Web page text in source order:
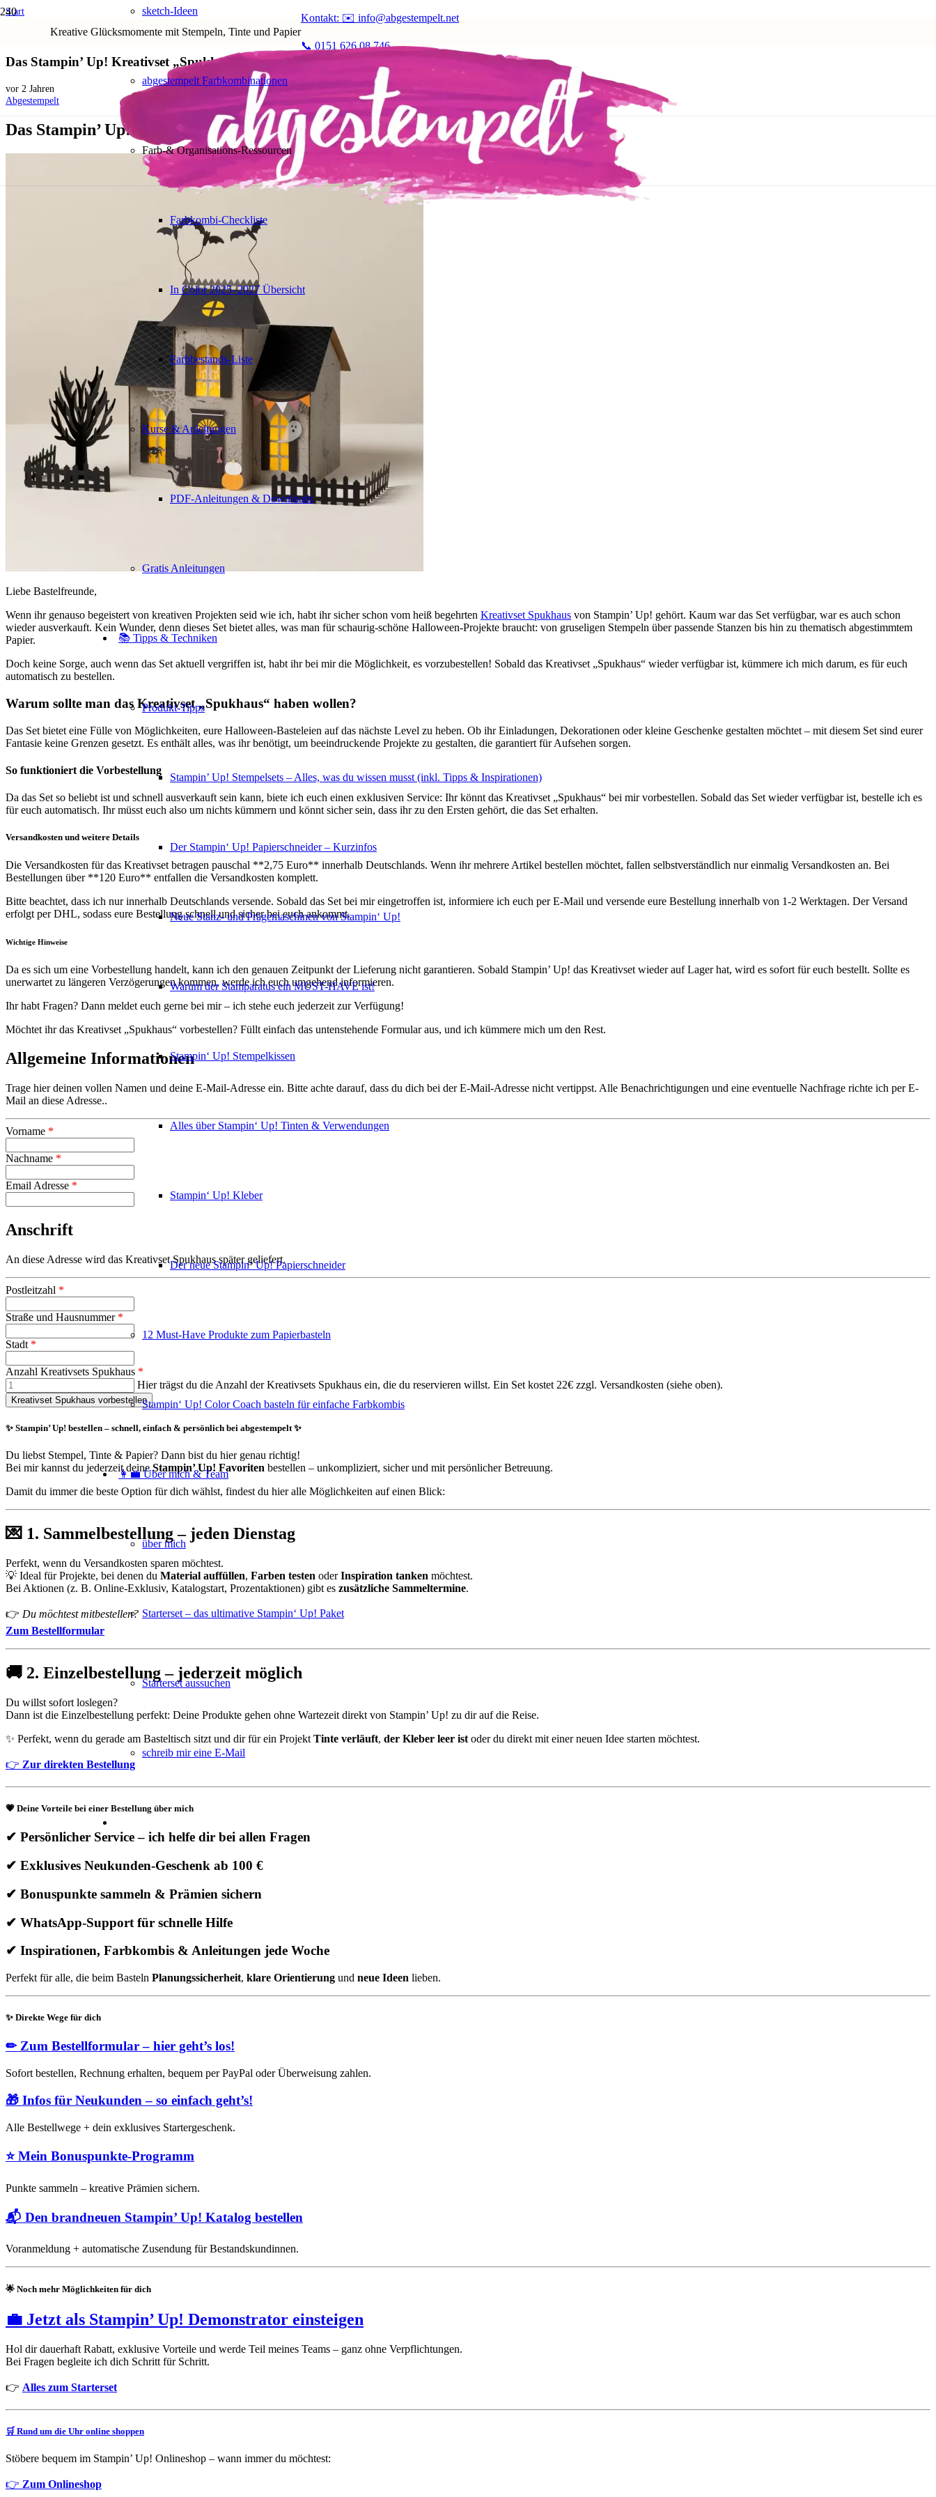
Kreative Glücksmomente mit Stempeln, Tinte und Papier
Kontakt: ✉️ info@abgestempelt.net
📞 0151 626 08 746
sketch-Ideen
abgestempelt Farbkombinationen
Farb-& Organisations-Ressourcen
Farbkombi-Checkliste
In Color 2025–2027 Übersicht
Farbbestands-Liste
Kurse & Anleitungen
PDF-Anleitungen & Downloads
Gratis Anleitungen
📚 Tipps & Techniken
Produkt-Tipps
Stampin’ Up! Stempelsets – Alles, was du wissen musst (inkl. Tipps & Inspirationen)
Der Stampin‘ Up! Papierschneider – Kurzinfos
Neue Stanz- und Prägemaschinen von Stampin‘ Up!
Warum der Stamparatus ein MUST-HAVE ist!
Stampin‘ Up! Stempelkissen
Alles über Stampin‘ Up! Tinten & Verwendungen
Stampin‘ Up! Kleber
Der neue Stampin‘ Up! Papierschneider
12 Must-Have Produkte zum Papierbasteln
Stampin‘ Up! Color Coach basteln für einfache Farbkombis
👩‍💼 Über mich & Team
über mich
Starterset – das ultimative Stampin‘ Up! Paket
Starterset aussuchen
schreib mir eine E-Mail
Start
Das Stampin’ Up! Kreativset „Spukhaus“ – Jetzt vorbestellen und sichern!
Das Stampin’ Up! Kreativset „Spukhaus“ – Jetzt vorbestellen und sichern!
vor 2 Jahren
Abgestempelt
Das Stampin’ Up! Kreativset „Spukhaus“ – Jetzt vorbestellen und sichern!
Liebe Bastelfreunde,
Wenn ihr genauso begeistert von kreativen Projekten seid wie ich, habt ihr sicher schon vom heiß begehrten Kreativset Spukhaus von Stampin’ Up! gehört. Kaum war das Set verfügbar, war es auch schon
wieder ausverkauft. Kein Wunder, denn dieses Set bietet alles, was man für schaurig-schöne Halloween-Projekte braucht: von gruseligen Stempeln über passende Stanzen bis hin zu thematisch abgestimmtem
Papier.
Doch keine Sorge, auch wenn das Set aktuell vergriffen ist, habt ihr bei mir die Möglichkeit, es vorzubestellen! Sobald das Kreativset „Spukhaus“ wieder verfügbar ist, kümmere ich mich darum, es für euch
automatisch zu bestellen.
Warum sollte man das Kreativset „Spukhaus“ haben wollen?
Das Set bietet eine Fülle von Möglichkeiten, eure Halloween-Basteleien auf das nächste Level zu heben. Ob ihr Einladungen, Dekorationen oder kleine Geschenke gestalten möchtet – mit diesem Set sind eurer
Fantasie keine Grenzen gesetzt. Es enthält alles, was ihr benötigt, um beeindruckende Projekte zu gestalten, die garantiert für Aufsehen sorgen.
So funktioniert die Vorbestellung
Da das Set so beliebt ist und schnell ausverkauft sein kann, biete ich euch einen exklusiven Service: Ihr könnt das Kreativset „Spukhaus“ bei mir vorbestellen. Sobald das Set wieder verfügbar ist, bestelle ich es
für euch automatisch. Ihr müsst euch also um nichts kümmern und könnt sicher sein, dass ihr zu den Ersten gehört, die das Set erhalten.
Versandkosten und weitere Details
Die Versandkosten für das Kreativset betragen pauschal **2,75 Euro** innerhalb Deutschlands. Wenn ihr mehrere Artikel bestellen möchtet, fallen selbstverständlich nur einmalig Versandkosten an. Bei
Bestellungen über **120 Euro** entfallen die Versandkosten komplett.
Bitte beachtet, dass ich nur innerhalb Deutschlands versende. Sobald das Set bei mir eingetroffen ist, informiere ich euch per E-Mail und versende eure Bestellung innerhalb von 1-2 Werktagen. Der Versand
erfolgt per DHL, sodass eure Bestellung schnell und sicher bei euch ankommt.
Wichtige Hinweise
Da es sich um eine Vorbestellung handelt, kann ich den genauen Zeitpunkt der Lieferung nicht garantieren. Sobald Stampin’ Up! das Kreativset wieder auf Lager hat, wird es sofort für euch bestellt. Sollte es
unerwartet zu längeren Verzögerungen kommen, werde ich euch umgehend informieren.
Ihr habt Fragen? Dann meldet euch gerne bei mir – ich stehe euch jederzeit zur Verfügung!
Möchtet ihr das Kreativset „Spukhaus“ vorbestellen? Füllt einfach das untenstehende Formular aus, und ich kümmere mich um den Rest.
Allgemeine Informationen
Trage hier deinen vollen Namen und deine E-Mail-Adresse ein. Bitte achte darauf, dass du dich bei der E-Mail-Adresse nicht vertippst. Alle Benachrichtigungen und eine eventuelle Nachfrage richte ich per E-
Mail an diese Adresse..
Vorname *
Nachname *
Email Adresse *
Anschrift
An diese Adresse wird das Kreativset Spukhaus später geliefert.
Postleitzahl *
Straße und Hausnummer *
Stadt *
Anzahl Kreativsets Spukhaus *
Hier trägst du die Anzahl der Kreativsets Spukhaus ein, die du reservieren willst. Ein Set kostet 22€ zzgl. Versandkosten (siehe oben).
✨ Stampin’ Up! bestellen – schnell, einfach & persönlich bei abgestempelt✨
Du liebst Stempel, Tinte & Papier? Dann bist du hier genau richtig!
Bei mir kannst du jederzeit deineStampin’ Up! Favoriten bestellen – unkompliziert, sicher und mit persönlicher Betreuung.
Damit du immer die beste Option für dich wählst, findest du hier alle Möglichkeiten auf einen Blick:
💌 1. Sammelbestellung – jeden Dienstag
Perfekt, wenn du Versandkosten sparen möchtest.
💡 Ideal für Projekte, bei denen du Material auffüllen, Farben testen oderInspiration tanken möchtest.
Bei Aktionen (z. B. Online-Exklusiv, Katalogstart, Prozentaktionen) gibt es zusätzliche Sammeltermine.
👉 Du möchtest mitbestellen?
Zum Bestellformular
🚚 2. Einzelbestellung – jederzeit möglich
Du willst sofort loslegen?
Dann ist die Einzelbestellung perfekt: Deine Produkte gehen ohne Wartezeit direkt von Stampin’ Up! zu dir auf die Reise.
✨ Perfekt, wenn du gerade am Basteltisch sitzt und dir für ein Projekt Tinte verläuft, der Kleber leer ist oder du direkt mit einer neuen Idee starten möchtest.
👉 Zur direkten Bestellung
💗 Deine Vorteile bei einer Bestellung über mich
✔ Persönlicher Service – ich helfe dir bei allen Fragen
✔ Exklusives Neukunden-Geschenk ab 100 €
✔ Bonuspunkte sammeln & Prämien sichern
✔ WhatsApp-Support für schnelle Hilfe
✔ Inspirationen, Farbkombis & Anleitungen jede Woche
Perfekt für alle, die beim Basteln Planungssicherheit, klare Orientierung und neue Ideen lieben.
✨ Direkte Wege für dich
✏Zum Bestellformular – hier geht’s los!
Sofort bestellen, Rechnung erhalten, bequem per PayPal oder Überweisung zahlen.
🎁 Infos für Neukunden – so einfach geht’s!
Alle Bestellwege + dein exklusives Startergeschenk.
⭐Mein Bonuspunkte-Programm
Punkte sammeln – kreative Prämien sichern.
📬 Den brandneuen Stampin’ Up! Katalog bestellen
Voranmeldung + automatische Zusendung für Bestandskundinnen.
🌟 Noch mehr Möglichkeiten für dich
💼 Jetzt als Stampin’ Up! Demonstrator einsteigen
Hol dir dauerhaft Rabatt, exklusive Vorteile und werde Teil meines Teams – ganz ohne Verpflichtungen.
Bei Fragen begleite ich dich Schritt für Schritt.
👉 Alles zum Starterset
🛒 Rund um die Uhr online shoppen
Stöbere bequem im Stampin’ Up! Onlineshop – wann immer du möchtest:
👉 Zum Onlineshop